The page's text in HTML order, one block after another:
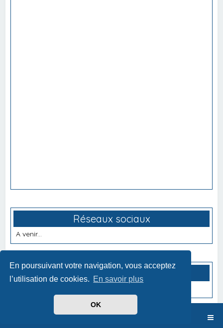
En poursuivant votre navigation, vous acceptez
l’utilisation de cookies. En savoir plus
OK
Réseaux sociaux
A venir...
Partenaires
Index du forum